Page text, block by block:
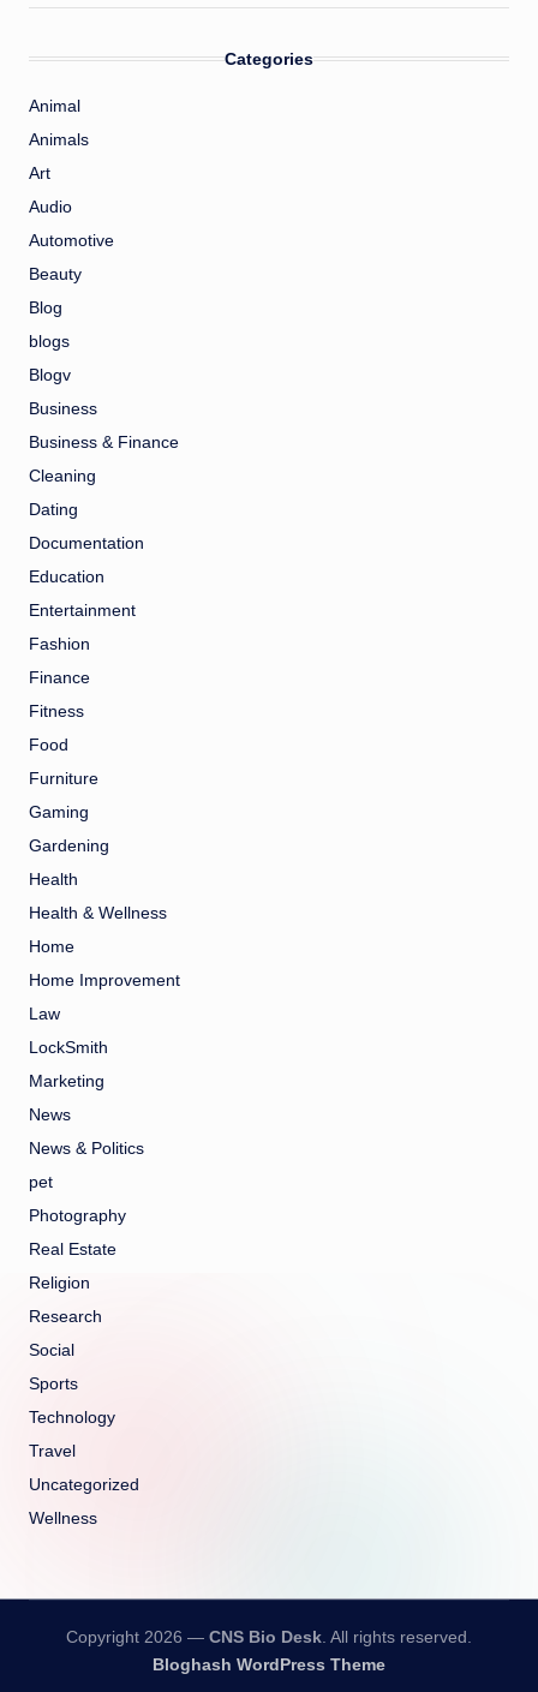
Categories
Animal
Animals
Art
Audio
Automotive
Beauty
Blog
blogs
Blogv
Business
Business & Finance
Cleaning
Dating
Documentation
Education
Entertainment
Fashion
Finance
Fitness
Food
Furniture
Gaming
Gardening
Health
Health & Wellness
Home
Home Improvement
Law
LockSmith
Marketing
News
News & Politics
pet
Photography
Real Estate
Religion
Research
Social
Sports
Technology
Travel
Uncategorized
Wellness
Copyright 2026 — CNS Bio Desk. All rights reserved.
Bloghash WordPress Theme